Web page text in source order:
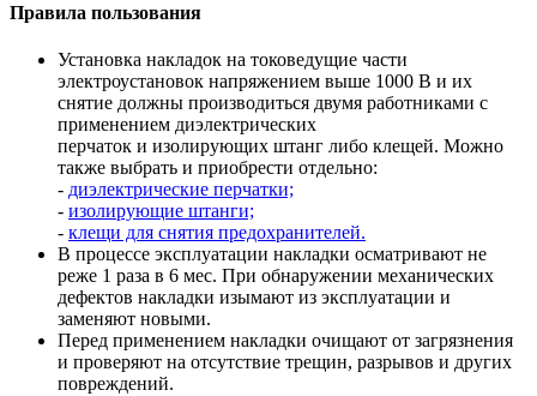
Правила пользования
Установка накладок на токоведущие части
электроустановок напряжением выше 1000 В и их
снятие должны производиться двумя работниками с
применением диэлектрических
перчаток и изолирующих штанг либо клещей. Можно
также выбрать и приобрести отдельно:
- диэлектрические перчатки;
- изолирующие штанги;
- клещи для снятия предохранителей.
В процессе эксплуатации накладки осматривают не
реже 1 раза в 6 мес. При обнаружении механических
дефектов накладки изымают из эксплуатации и
заменяют новыми.
Перед применением накладки очищают от загрязнения
и проверяют на отсутствие трещин, разрывов и других
повреждений.